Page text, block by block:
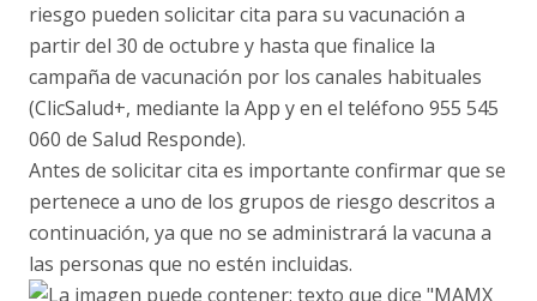
riesgo pueden solicitar cita para su vacunación a
partir del 30 de octubre y hasta que finalice la
campaña de vacunación por los canales habituales
(ClicSalud+, mediante la App y en el teléfono 955 545
060 de Salud Responde).
Antes de solicitar cita es importante confirmar que se
pertenece a uno de los grupos de riesgo descritos a
continuación, ya que no se administrará la vacuna a
las personas que no estén incluidas.